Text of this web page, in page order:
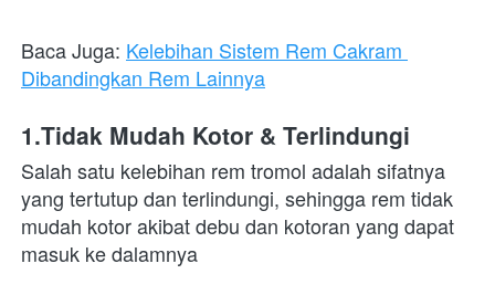
Baca Juga: Kelebihan Sistem Rem Cakram
Dibandingkan Rem Lainnya
1.Tidak Mudah Kotor & Terlindungi
Salah satu kelebihan rem tromol adalah sifatnya
yang tertutup dan terlindungi, sehingga rem tidak
mudah kotor akibat debu dan kotoran yang dapat
masuk ke dalamnya